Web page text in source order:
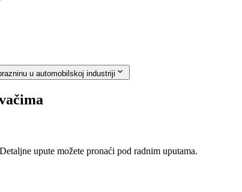
u automobilskoj industriji
upute možete pronaći pod radnim uputama.